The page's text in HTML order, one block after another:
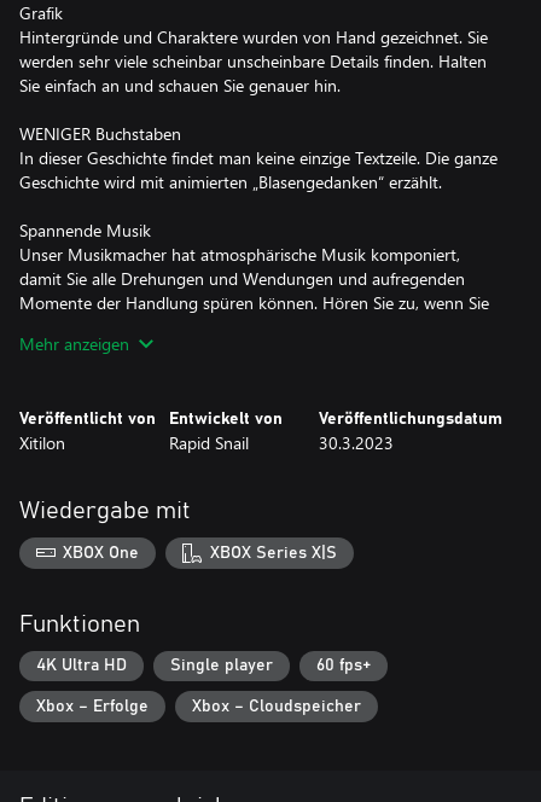
Grafik
Hintergründe und Charaktere wurden von Hand gezeichnet. Sie
werden sehr viele scheinbar unscheinbare Details finden. Halten
Sie einfach an und schauen Sie genauer hin.
WENIGER Buchstaben
In dieser Geschichte findet man keine einzige Textzeile. Die ganze
Geschichte wird mit animierten „Blasengedanken“ erzählt.
Spannende Musik
Unser Musikmacher hat atmosphärische Musik komponiert,
damit Sie alle Drehungen und Wendungen und aufregenden
Momente der Handlung spüren können. Hören Sie zu, wenn Sie
Mehr anzeigen
Veröffentlicht von
Xitilon
Entwickelt von
Rapid Snail
Veröffentlichungsdatum
30.3.2023
Wiedergabe mit
XBOX One XBOX Series X|S
Funktionen
4K Ultra HD Single player 60 fps+
Xbox – Erfolge Xbox – Cloudspeicher